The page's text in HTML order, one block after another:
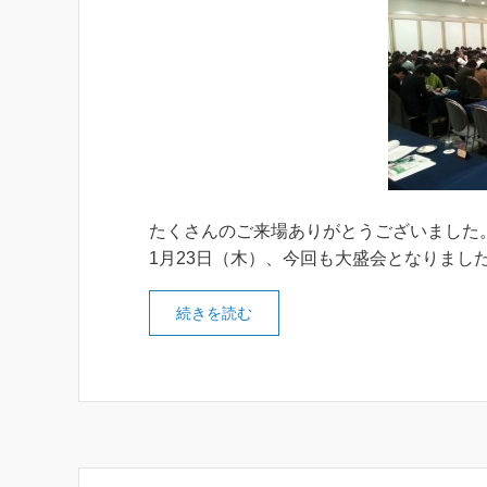
たくさんのご来場ありがとうございました
1月23日（木）、今回も大盛会となりまし
続きを読む